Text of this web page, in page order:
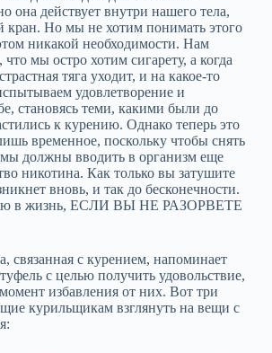
она действует внутри нашего тела,
кран. Но мы не хотим понимать этого
никакой необходимости. Нам
что мы остро хотим сигарету, а когда
тяга уходит, и на какое‑то
удовлетворение и
становясь теми, какими были до
к курению. Однако теперь это
временное, поскольку чтобы снять
мы должны вводить в организм еще
никотина. Как только вы затушите
вновь, и так до бесконечности.
в жизнь, ЕСЛИ ВЫ НЕ РАЗОРВЕТЕ
связанная с курением, напоминает
с целью получить удовольствие,
избавления от них. Вот три
курильщикам взглянуть на вещи с